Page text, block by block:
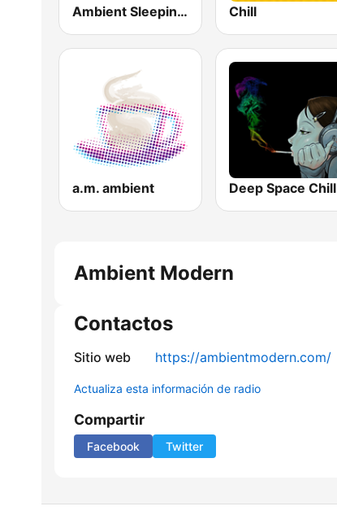
Ambient Sleeping Pill Chill
a.m. ambient Deep Space Chill
Ambient Modern
Contactos
Sitio web https://ambientmodern.com/
Actualiza esta información de radio
Compartir
Facebook Twitter